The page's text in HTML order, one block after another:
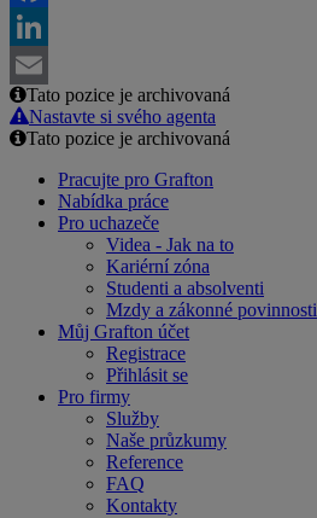
Facebook
LinkedIn
Email
Tato pozice je archivovaná
Nastavte si svého agenta
Tato pozice je archivovaná
Pracujte pro Grafton
Nabídka práce
Pro uchazeče
Videa - Jak na to
Kariérní zóna
Studenti a absolventi
Mzdy a zákonné povinnosti
Můj Grafton účet
Registrace
Přihlásit se
Pro firmy
Služby
Naše průzkumy
Reference
FAQ
Kontakty